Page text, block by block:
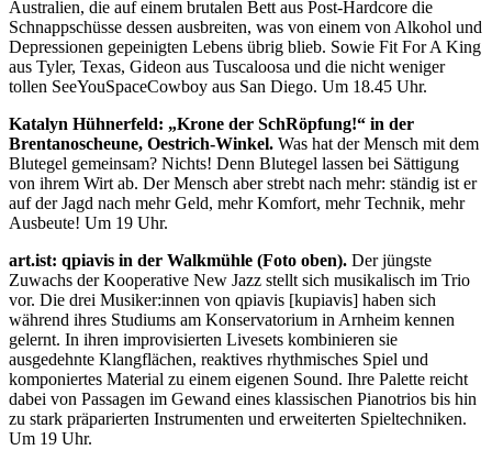
Australien, die auf einem brutalen Bett aus Post-Hardcore die
Schnappschüsse dessen ausbreiten, was von einem von Alkohol und
Depressionen gepeinigten Lebens übrig blieb. Sowie Fit For A King
aus Tyler, Texas, Gideon aus Tuscaloosa und die nicht weniger
tollen SeeYouSpaceCowboy aus San Diego. Um 18.45 Uhr.
Katalyn Hühnerfeld: „Krone der SchRöpfung!“ in der
Brentanoscheune, Oestrich-Winkel. Was hat der Mensch mit dem
Blutegel gemeinsam? Nichts! Denn Blutegel lassen bei Sättigung
von ihrem Wirt ab. Der Mensch aber strebt nach mehr: ständig ist er
auf der Jagd nach mehr Geld, mehr Komfort, mehr Technik, mehr
Ausbeute! Um 19 Uhr.
art.ist: qpiavis in der Walkmühle (Foto oben). Der jüngste
Zuwachs der Kooperative New Jazz stellt sich musikalisch im Trio
vor. Die drei Musiker:innen von qpiavis [kupiavis] haben sich
während ihres Studiums am Konservatorium in Arnheim kennen
gelernt. In ihren improvisierten Livesets kombinieren sie
ausgedehnte Klangflächen, reaktives rhythmisches Spiel und
komponiertes Material zu einem eigenen Sound. Ihre Palette reicht
dabei von Passagen im Gewand eines klassischen Pianotrios bis hin
zu stark präparierten Instrumenten und erweiterten Spieltechniken.
Um 19 Uhr.